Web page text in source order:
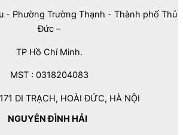
- Phường Trường Thạnh - Thành phố Thủ
Đức –
TP Hồ Chí Minh.
MST : 0318204083
DI TRẠCH, HOÀI ĐỨC, HÀ NỘI
NGUYỄN ĐÌNH HẢI